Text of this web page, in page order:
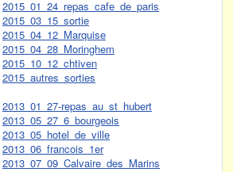
2015_01_24_repas_cafe_de_paris
2015_03_15_sortie
2015_04_12_Marquise
2015_04_28_Moringhem
2015_10_12_chtiven
2015_autres_sorties
2013_01_27-repas_au_st_hubert
2013_05_27_6_bourgeois
2013_05_hotel_de_ville
2013_06_francois_1er
2013_07_09_Calvaire_des_Marins